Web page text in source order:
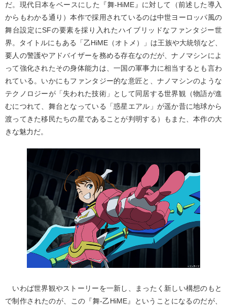
だ。現代日本をベースにした『舞-HiME』に対して（前述した導入
からもわかる通り）本作で採用されているのは中世ヨーロッパ風の
舞台設定にSFの要素を採り入れたハイブリッドなファンタジー世
界。タイトルにもある「乙HiME（オトメ）」は王族や大統領など、
要人の警護やアドバイザーを務める存在なのだが、ナノマシンによ
って強化されたその身体能力は、一国の軍事力に相当するとも言わ
れている。いかにもファンタジー的な意匠と、ナノマシンのような
テクノロジーが「失われた技術」として同居する世界観（物語が進
むにつれて、舞台となっている「惑星エアル」が遥か昔に地球から
渡ってきた移民たちの星であることが判明する）もまた、本作の大
きな魅力だ。
いわば世界観やストーリーを一新し、まったく新しい構想のもと
で制作されたのが、この『舞-乙HiME』ということになるのだが、